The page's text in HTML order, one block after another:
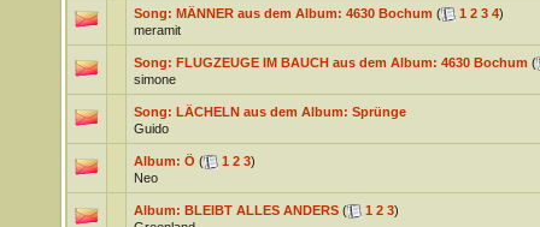
Song: MÄNNER aus dem Album: 4630 Bochum ( 1 2 3 4)
meramit
Song: FLUGZEUGE IM BAUCH aus dem Album: 4630 Bochum (
simone
Song: LÄCHELN aus dem Album: Sprünge
Guido
Album: Ö ( 1 2 3)
Neo
Album: BLEIBT ALLES ANDERS ( 1 2 3)